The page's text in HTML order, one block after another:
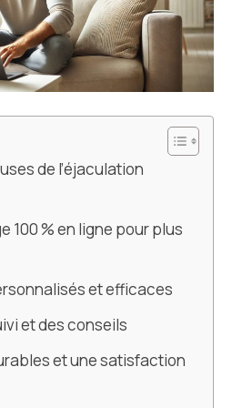
de l’éjaculation
100 % en ligne pour plus
et efficaces
et des conseils
et une satisfaction